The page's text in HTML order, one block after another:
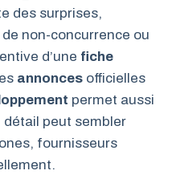
des surprises,
non-concurrence ou
d’une fiche
annonces officielles
permet aussi
détail peut sembler
fournisseurs